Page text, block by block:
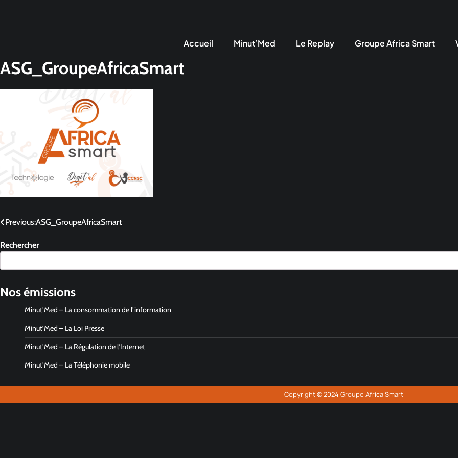
Accueil Minut’Med Le Replay Groupe Africa Smart
ASG_GroupeAfricaSmart
Previous:ASG_GroupeAfricaSmart
Rechercher
Nos émissions
Minut’Med – La consommation de l’information
Minut’Med – La Loi Presse
Minut’Med – La Régulation de l’Internet
Minut’Med – La Téléphonie mobile
Copyright © 2024 Groupe Africa Smart